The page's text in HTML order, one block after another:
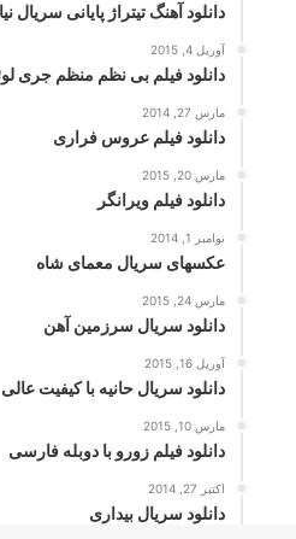
دانلود آهنگ تیتراژ پایانی سریال
آوریل 4, 2015
دانلود فیلم بی نظم منظم جری
مارس 27, 2014
دانلود فیلم عروس فراری
مارس 20, 2015
دانلود فیلم ویرانگر
نوامبر 1, 2014
عکسهای سریال معمای شاه
مارس 24, 2015
دانلود سریال سرزمین آهن
آوریل 16, 2015
دانلود سریال حانیه با کیفیت عالی
مارس 10, 2015
دانلود فیلم زورو با دوبله فارسی
اکتبر 27, 2014
دانلود سریال بیداری